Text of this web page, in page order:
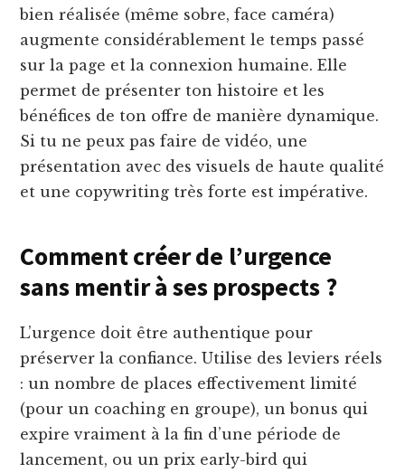
bien réalisée (même sobre, face caméra)
augmente considérablement le temps passé
sur la page et la connexion humaine. Elle
permet de présenter ton histoire et les
bénéfices de ton offre de manière dynamique.
Si tu ne peux pas faire de vidéo, une
présentation avec des visuels de haute qualité
et une copywriting très forte est impérative.
Comment créer de l’urgence
sans mentir à ses prospects ?
L’urgence doit être authentique pour
préserver la confiance. Utilise des leviers réels
: un nombre de places effectivement limité
(pour un coaching en groupe), un bonus qui
expire vraiment à la fin d’une période de
lancement, ou un prix early-bird qui